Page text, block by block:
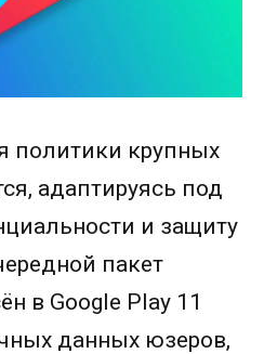
политики крупных
адаптируясь под
и защиту
пакет
в Google Play 11
данных юзеров,